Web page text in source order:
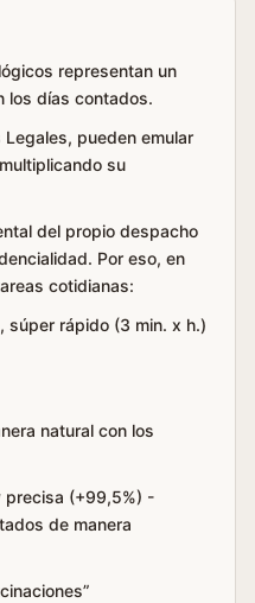
representan un
los días contados.
pueden emular
su
del propio despacho
Por eso, en
cotidianas:
súper rápido (3 min. x h.)
natural con los
precisa (+99,5%) -
de manera